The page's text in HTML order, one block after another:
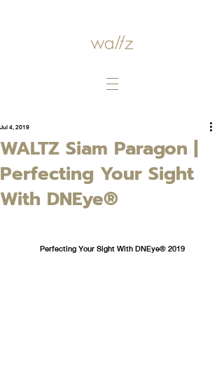
WALTZ Siam Paragon |
Perfecting Your Sight
With DNEye®
Jul 4, 2019
Perfecting Your Sight With DNEye® 2019